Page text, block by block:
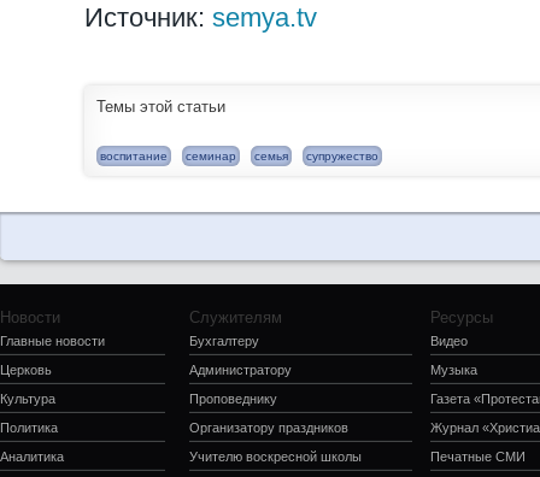
Источник: semya.tv
Темы этой статьи
воспитание семинар семья супружество
Новости
Главные новости
Церковь
Культура
Политика
Аналитика
Служителям
Бухгалтеру
Администратору
Проповеднику
Организатору праздников
Учителю воскресной школы
Ресурсы
Видео
Музыка
Газета
Журнал
Печатные СМИ